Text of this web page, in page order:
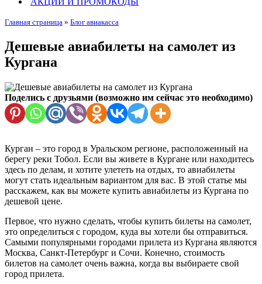
Главная страница » Блог авиакасса
Дешевые авиабилеты на самолет из
Кургана
Поделись с друзьями (возможно им сейчас это необходимо)
Курган – это город в Уральском регионе, расположенный на
берегу реки Тобол. Если вы живете в Кургане или находитесь
здесь по делам, и хотите улететь на отдых, то авиабилеты
могут стать идеальным вариантом для вас. В этой статье мы
расскажем, как вы можете купить авиабилеты из Кургана по
дешевой цене.
Первое, что нужно сделать, чтобы купить билеты на самолет,
это определиться с городом, куда вы хотели бы отправиться.
Самыми популярными городами прилета из Кургана являются
Москва, Санкт-Петербург и Сочи. Конечно, стоимость
билетов на самолет очень важна, когда вы выбираете свой
город прилета.